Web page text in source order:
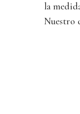
la
Nuestro